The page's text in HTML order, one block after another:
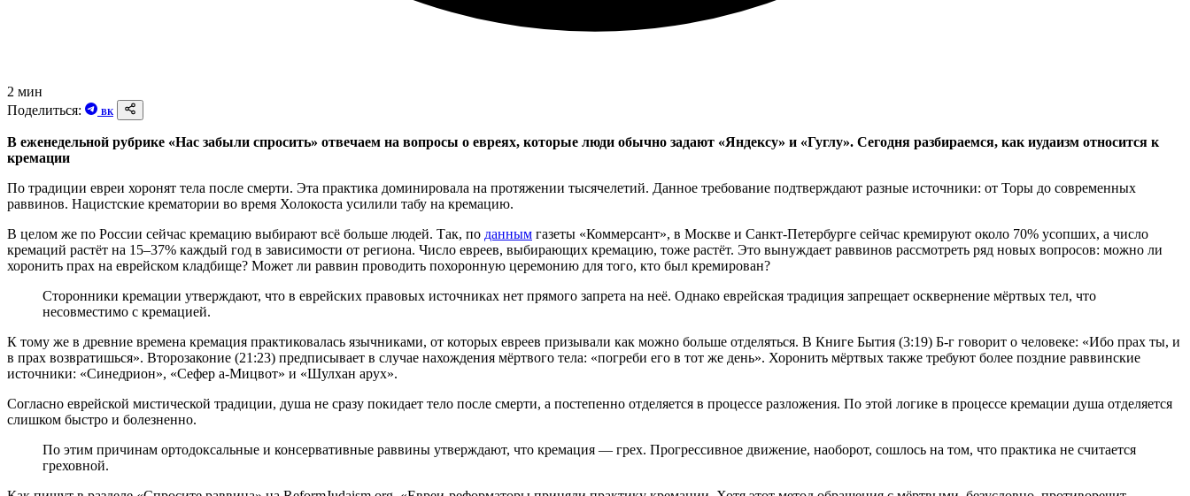
2 мин
Поделиться:
ВК
В еженедельной рубрике «Нас забыли спросить» отвечаем на вопросы о евреях, которые люди обычно задают «Яндексу» и «Гуглу». Сегодня разбираемся, как иудаизм относится к
кремации
По традиции евреи хоронят тела после смерти. Эта практика доминировала на протяжении тысячелетий. Данное требование подтверждают разные источники: от Торы до современных
раввинов. Нацистские крематории во время Холокоста усилили табу на кремацию.
В целом же по России сейчас кремацию выбирают всё больше людей. Так, по данным газеты «Коммерсант», в Москве и Санкт-Петербурге сейчас кремируют около 70% усопших, а число
кремаций растёт на 15–37% каждый год в зависимости от региона. Число евреев, выбирающих кремацию, тоже растёт. Это вынуждает раввинов рассмотреть ряд новых вопросов: можно ли
хоронить прах на еврейском кладбище? Может ли раввин проводить похоронную церемонию для того, кто был кремирован?
Сторонники кремации утверждают, что в еврейских правовых источниках нет прямого запрета на неё. Однако еврейская традиция запрещает осквернение мёртвых тел, что
несовместимо с кремацией.
К тому же в древние времена кремация практиковалась язычниками, от которых евреев призывали как можно больше отделяться. В Книге Бытия (3:19) Б-г говорит о человеке: «Ибо прах ты, и
в прах возвратишься». Второзаконие (21:23) предписывает в случае нахождения мёртвого тела: «погреби его в тот же день». Хоронить мёртвых также требуют более поздние раввинские
источники: «Синедрион», «Сефер а-Мицвот» и «Шулхан арух».
Согласно еврейской мистической традиции, душа не сразу покидает тело после смерти, а постепенно отделяется в процессе разложения. По этой логике в процессе кремации душа отделяется
слишком быстро и болезненно.
По этим причинам ортодоксальные и консервативные раввины утверждают, что кремация — грех. Прогрессивное движение, наоборот, сошлось на том, что практика не считается
греховной.